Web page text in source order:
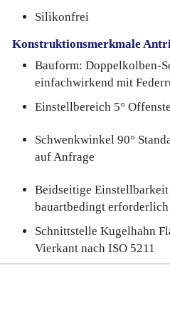
Silikonfrei
Konstruktionsmerkmale
Bauform: Doppelkolben-
einfachwirkend mit
Einstellbereich 5°
Schwenkwinkel 90°
auf Anfrage
Beidseitige
bauartbedingt erforderlich
Schnittstelle Kugelhahn
Vierkant nach ISO 5211